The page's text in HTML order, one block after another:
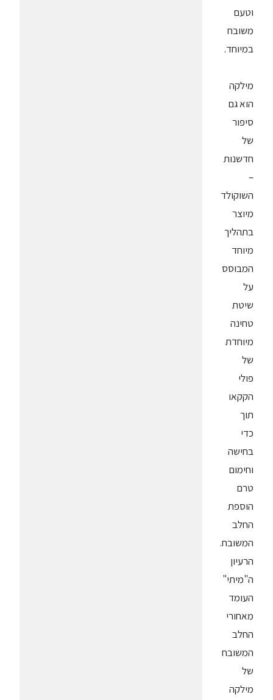
וטעם
משובח
במיוחד.
מילקה
הוא גם
סיפור
של
חדשנות
–
השוקולד
מיוצר
בתהליך
מיוחד
המבוסס
על
שיטת
טחינה
מיוחדת
של
פולי
הקקאו
תוך
כדי
בחישה
וחימום
טרם
הוספת
החלב
המשובח.
הרעיון
ה"מיתי"
העומד
מאחורי
החלב
המשובח
של
מילקה